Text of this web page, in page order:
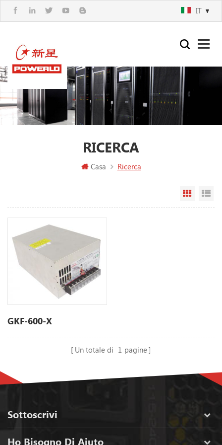
IT
RICERCA
Casa Ricerca
Vista
GKF-600-X
Un totale di 1 pagine
Sottoscrivi
Ho Bisogno Di Aiuto